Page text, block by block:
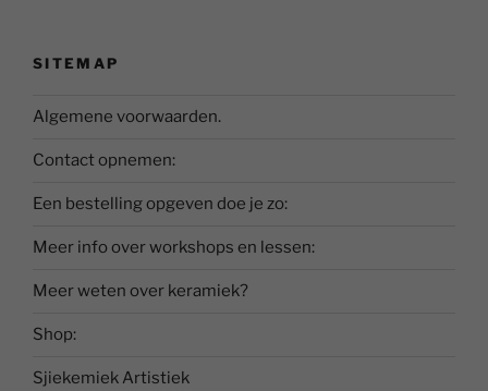
SITEMAP
Algemene voorwaarden.
Contact opnemen:
Een bestelling opgeven doe je zo:
Meer info over workshops en lessen:
Meer weten over keramiek?
Shop:
Sjiekemiek Artistiek